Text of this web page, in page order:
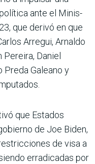
ante el Minis­
que derivó en que
Arregui, Arnaldo
Pereira, Daniel
Preda Galeano y
que Estados
de Joe Biden,
de visa a
erradica­das por